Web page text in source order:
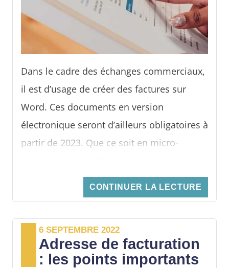
a déjà été versée ? Si oui, comment cela se
passe ? Le client peut-il espérer un
remboursement ? Éléments de réponses.
Dans le cadre des échanges commerciaux,
il est d’usage de créer des factures sur
Word. Ces documents en version
électronique seront d’ailleurs obligatoires à
partir de 2023. Que ce soit en micro-
association, il s’avère nécessaire d’établir
une facture à chaque transaction. Dans cet
créer une facture sur Microsoft Word.
CONTINUER LA LECTURE
6 SEPTEMBRE 2022
Adresse de facturation
: les points importants